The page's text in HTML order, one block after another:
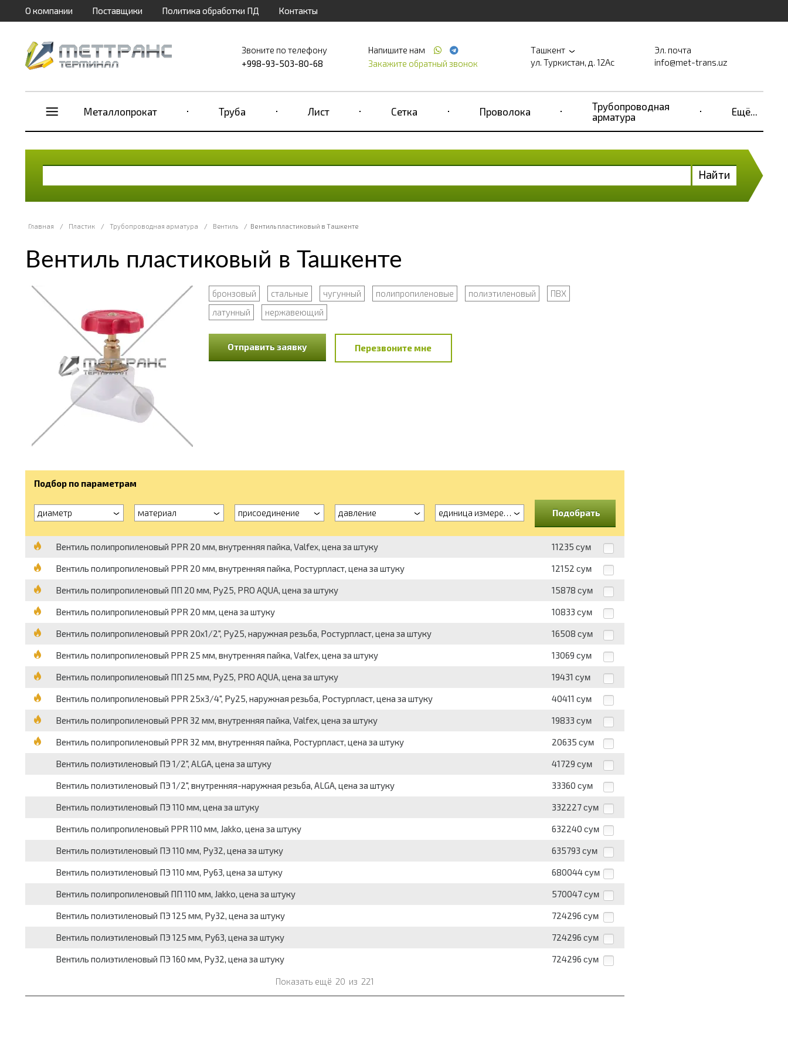
О компании Поставщики Политика обработки ПД Контакты
Звоните по телефону
+998-93-503-80-68
Напишите нам
Закажите обратный звонок
Ташкент
ул. Туркистан, д. 12Ас
Эл. почта
info@met-trans.uz
Металлопрокат Труба Лист Сетка Проволока
Трубопроводная
арматура
Ещё...
Найти
Главная / Пластик / Трубопроводная арматура / Вентиль / Вентиль пластиковый в Ташкенте
Вентиль пластиковый в Ташкенте
бронзовый стальные чугунный полипропиленовые полиэтиленовый
ПВХ
латунный
нержавеющий
Отправить заявку Перезвоните мне
Подбор по параметрам
диаметр материал присоединение давление единица измерения Подобрать
Вентиль полипропиленовый PPR 20 мм, внутренняя пайка, Valfex, цена за штуку 11235 сум
Вентиль полипропиленовый PPR 20 мм, внутренняя пайка, Ростурпласт, цена за штуку 12152 сум
Вентиль полипропиленовый ПП 20 мм, Ру25, PRO AQUA, цена за штуку 15878 сум
Вентиль полипропиленовый PPR 20 мм, цена за штуку 10833 сум
Вентиль полипропиленовый PPR 20х1/2", Ру25, наружная резьба, Ростурпласт, цена за штуку 16508 сум
Вентиль полипропиленовый PPR 25 мм, внутренняя пайка, Valfex, цена за штуку 13069 сум
Вентиль полипропиленовый ПП 25 мм, Ру25, PRO AQUA, цена за штуку 19431 сум
Вентиль полипропиленовый PPR 25х3/4", Ру25, наружная резьба, Ростурпласт, цена за штуку 40411 сум
Вентиль полипропиленовый PPR 32 мм, внутренняя пайка, Valfex, цена за штуку 19833 сум
Вентиль полипропиленовый PPR 32 мм, внутренняя пайка, Ростурпласт, цена за штуку 20635 сум
Вентиль полиэтиленовый ПЭ 1/2", ALGA, цена за штуку 41729 сум
Вентиль полиэтиленовый ПЭ 1/2", внутренняя-наружная резьба, ALGA, цена за штуку 33360 сум
Вентиль полиэтиленовый ПЭ 110 мм, цена за штуку 332227 сум
Вентиль полипропиленовый PPR 110 мм, Jakko, цена за штуку 632240 сум
Вентиль полиэтиленовый ПЭ 110 мм, Ру32, цена за штуку 635793 сум
Вентиль полиэтиленовый ПЭ 110 мм, Ру63, цена за штуку 680044 сум
Вентиль полипропиленовый ПП 110 мм, Jakko, цена за штуку 570047 сум
Вентиль полиэтиленовый ПЭ 125 мм, Ру32, цена за штуку 724296 сум
Вентиль полиэтиленовый ПЭ 125 мм, Ру63, цена за штуку 724296 сум
Вентиль полиэтиленовый ПЭ 160 мм, Ру32, цена за штуку 724296 сум
Показать ещё 20 из 221